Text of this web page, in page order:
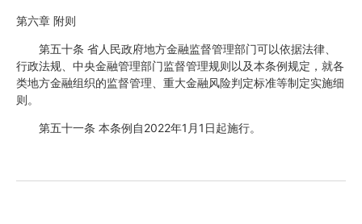
第六章 附则
第五十条 省人民政府地方金融监督管理部门可以依据法律、
行政法规、中央金融管理部门监督管理规则以及本条例规定，就各
类地方金融组织的监督管理、重大金融风险判定标准等制定实施细
则。
第五十一条 本条例自2022年1月1日起施行。